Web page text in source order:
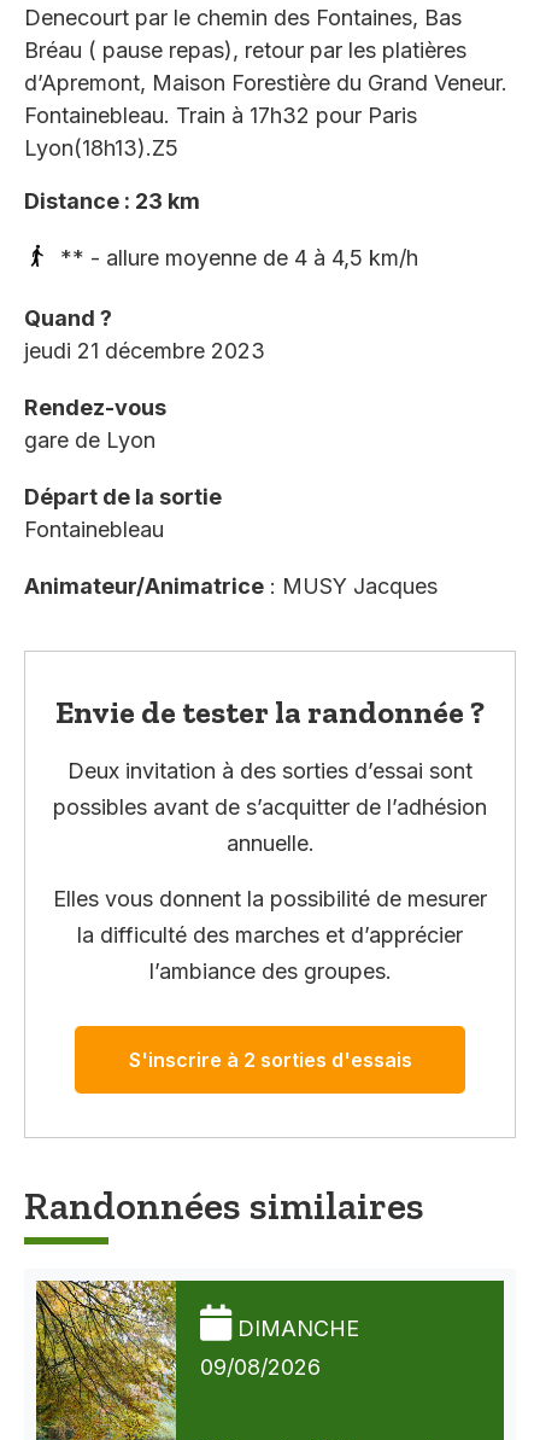
Denecourt par le chemin des Fontaines, Bas
Bréau ( pause repas), retour par les platières
d’Apremont, Maison Forestière du Grand Veneur.
Fontainebleau. Train à 17h32 pour Paris
Lyon(18h13).Z5
Distance : 23 km
** - allure moyenne de 4 à 4,5 km/h
Quand ?
jeudi 21 décembre 2023
Rendez-vous
gare de Lyon
Départ de la sortie
Fontainebleau
Animateur/Animatrice : MUSY Jacques
Envie de tester la randonnée ?
Deux invitation à des sorties d’essai sont
possibles avant de s’acquitter de l’adhésion
annuelle.
Elles vous donnent la possibilité de mesurer
la difficulté des marches et d’apprécier
l’ambiance des groupes.
S'inscrire à 2 sorties d'essais
Randonnées similaires
DIMANCHE
09/08/2026